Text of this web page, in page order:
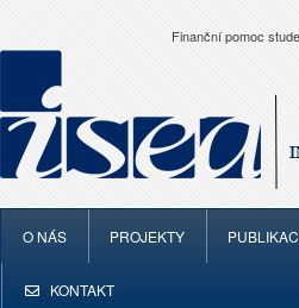
Finanční pomoc
O NÁS PROJEKTY
KONTAKT